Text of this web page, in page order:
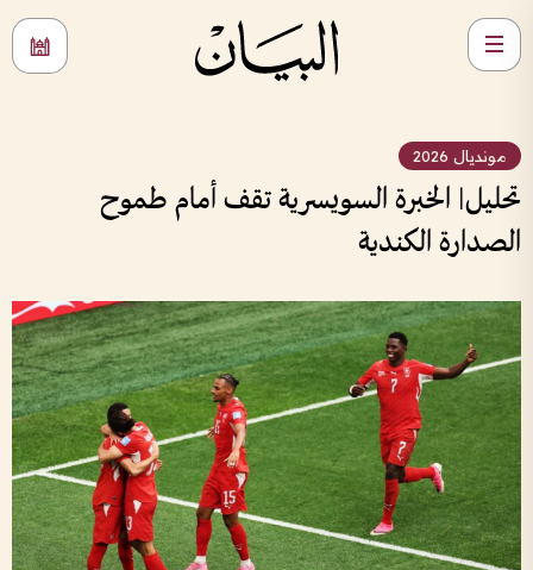
مونديال 2026
تحليل| الخبرة السويسرية تقف أمام طموح
الصدارة الكندية